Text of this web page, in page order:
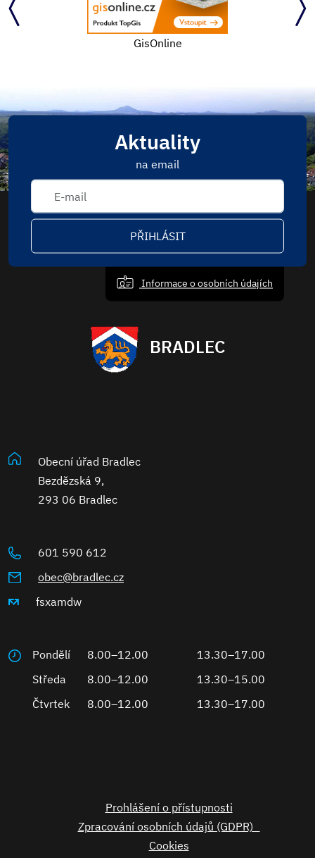
GisOnline
Aktuality
na email
PŘIHLÁSIT
Informace o osobních údajích
BRADLEC
Obecní úřad Bradlec
Bezdězská 9,
293 06 Bradlec
601 590 612
obec@bradlec.cz
fsxamdw
Pondělí 8.00–12.00
13.30–17.00
Středa
8.00–12.00
13.30–15.00
Čtvrtek
8.00–12.00 13.30–17.00
Prohlášení o přístupnosti
Zpracování osobních údajů (GDPR)
Cookies